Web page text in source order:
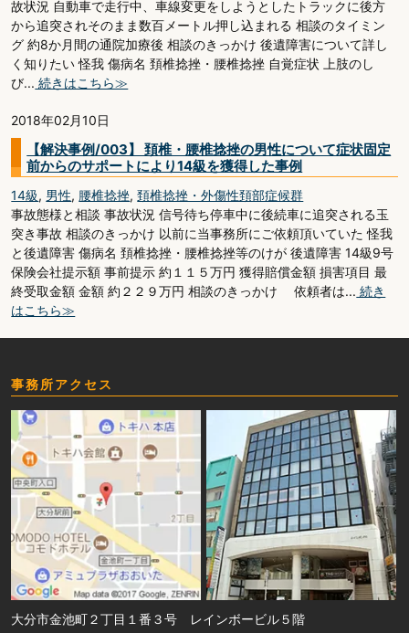
故状況 自動車で走行中、車線変更をしようとしたトラックに後方
から追突されそのまま数百メートル押し込まれる 相談のタイミン
グ 約8か月間の通院加療後 相談のきっかけ 後遺障害について詳し
く知りたい 怪我 傷病名 頚椎捻挫・腰椎捻挫 自覚症状 上肢のし
び... 続きはこちら≫
2018年02月10日
【解決事例/003】 頚椎・腰椎捻挫の男性について症状固定
前からのサポートにより14級を獲得した事例
14級, 男性, 腰椎捻挫,頚椎捻挫・外傷性頚部症候群
事故態様と相談 事故状況 信号待ち停車中に後続車に追突される玉
突き事故 相談のきっかけ 以前に当事務所にご依頼頂いていた 怪我
と後遺障害 傷病名 頚椎捻挫・腰椎捻挫等のけが 後遺障害 14級9号
保険会社提示額 事前提示 約１１５万円 獲得賠償金額 損害項目 最
終受取金額 金額 約２２９万円 相談のきっかけ 依頼者は... 続き
はこちら≫
事務所アクセス
大分市金池町２丁目１番３号 レインボービル５階